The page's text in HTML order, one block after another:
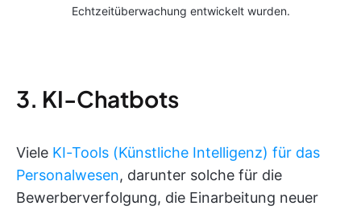
Echtzeitüberwachung entwickelt wurden.
3. KI-Chatbots
Viele KI-Tools (Künstliche Intelligenz) für das
Personalwesen, darunter solche für die
Bewerberverfolgung, die Einarbeitung neuer